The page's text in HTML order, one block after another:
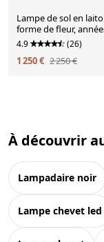
Lampe de sol en
forme de fleur,
4.9 (26)
1 250 € 2 250 €
À découvrir
lampadaire noir
lampe chevet led